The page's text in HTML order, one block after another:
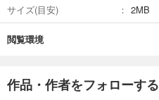
サイズ(目安)
2MB
閲覧環境
作品・作者をフォローする